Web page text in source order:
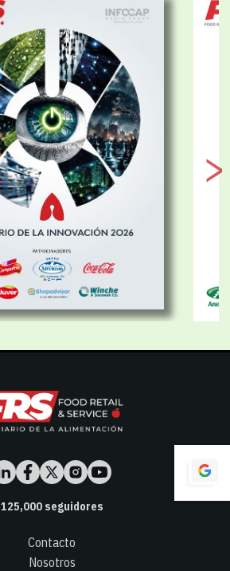
125,000seguidores
Contacto
Nosotros